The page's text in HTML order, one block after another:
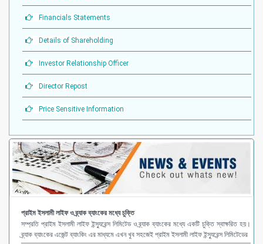
Financials Statements
Details of Shareholding
Investor Relationship Officer
Director Repost
Price Sensitive Information
প্রাইম ইসলামী লাইফ ও ব্র্যাক ব্যাংকের মধ্যে চুক্তি
সম্প্রতি প্রাইম ইসলামী লাইফ ইন্স্যুরেন্স লিমিটেড ও ব্র্যাক ব্যাংকের মধ্যে একটি চুক্তি স্বাক্ষরিত হয়।
ব্র্যাক ব্যাংকের এজেন্ট ব্যাংকিং এর মাধ্যমে এখন খুব সহজেই প্রাইম ইসলামী লাইফ ইন্স্যুরেন্স লিমিটেডের